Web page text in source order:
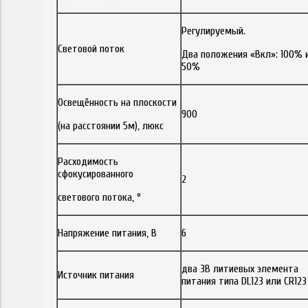
Световой поток
Регулируемый.
Два положения «Вкл»: 100%
50%
Освещённость на плоскости
(на расстоянии 5м), люкс
900
Расходимость
сфокусированного
светового потока, °
2
Напряжение питания, В 6
Источник питания
два 3В литиевых элемента
питания типа DL123 или CR123